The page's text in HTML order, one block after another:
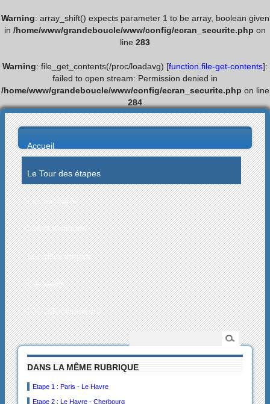
Warning: array_shift() expects parameter 1 to be array, boolean given
in /home/www/grandeboucle/www/config/ecran_securite.php on
line 283
Warning: file_get_contents(/proc/loadavg) [function.file-get-contents]:
failed to open stream: Permission denied in
/home/www/grandeboucle/www/config/ecran_securite.php on line
284
Accueil
Le Tour des étapes
Les palmarès
Les statistiques
Les villes étapes
L’actualité
Les collectionneurs
DANS LA MÊME RUBRIQUE
Etape 1 : Paris - Le Havre
Etape 2 : Le Havre - Cherbourg